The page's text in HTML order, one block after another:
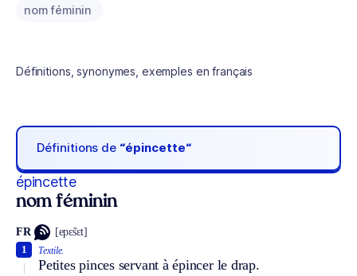
nom féminin
Définitions, synonymes, exemples en français
Définitions de “épincette“
épincette
nom féminin
FR [epɛ̃sɛt]
Textile.
Petites pinces servant à épincer le drap.
1